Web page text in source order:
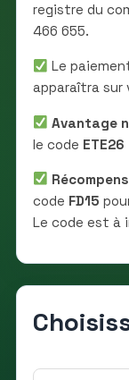
registre du
466 655.
Le
apparaîtra sur
Avantage
le code ETE26
code FD15
Le code est à